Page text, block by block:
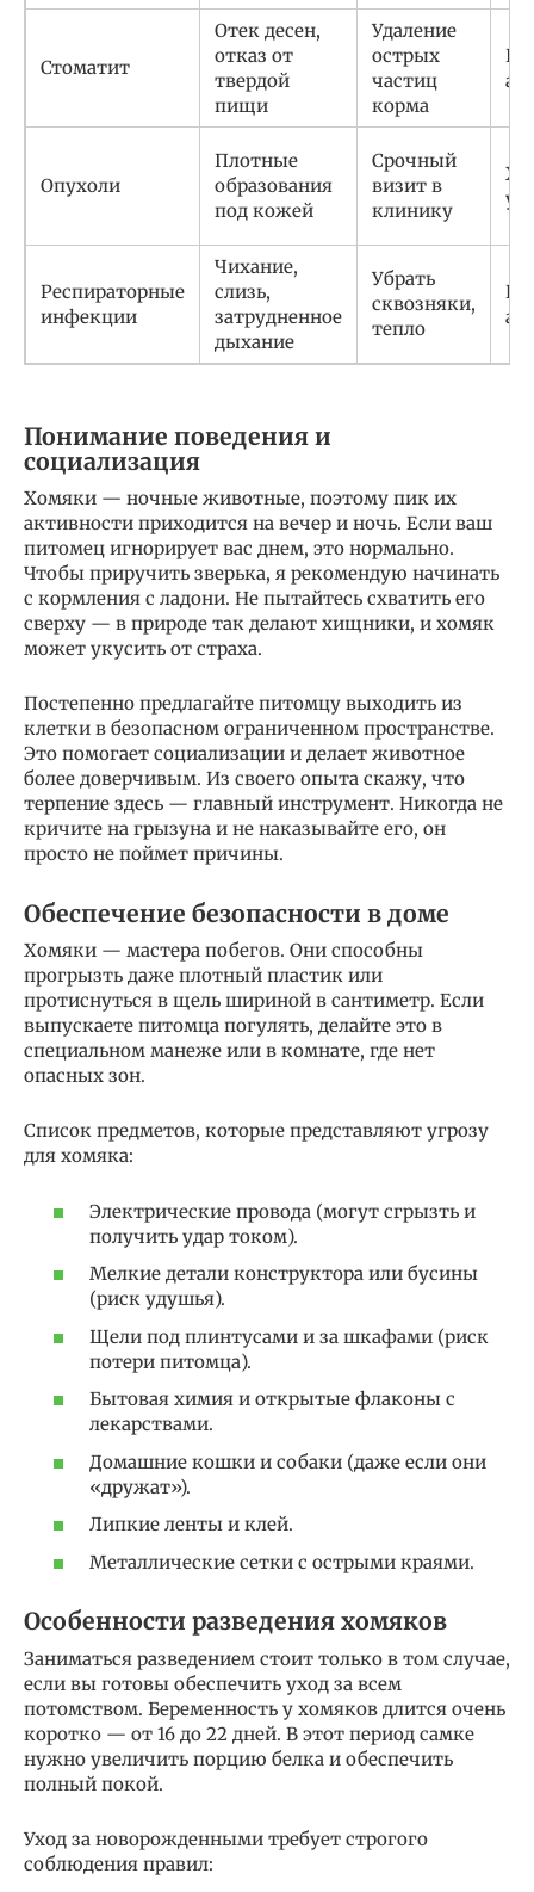
Стоматит
Отек десен,
отказ от
твердой
пищи
Удаление
острых
частиц
корма
Опухоли
Плотные
образования
под кожей
Срочный
визит в
клинику
Респираторные
инфекции
Чихание,
слизь,
затрудненное
дыхание
Убрать
сквозняки,
тепло
Понимание поведения и
социализация
Хомяки — ночные животные, поэтому пик их
активности приходится на вечер и ночь. Если ваш
питомец игнорирует вас днем, это нормально.
Чтобы приручить зверька, я рекомендую начинать
с кормления с ладони. Не пытайтесь схватить его
сверху — в природе так делают хищники, и хомяк
может укусить от страха.
Постепенно предлагайте питомцу выходить из
клетки в безопасном ограниченном пространстве.
Это помогает социализации и делает животное
более доверчивым. Из своего опыта скажу, что
терпение здесь — главный инструмент. Никогда не
кричите на грызуна и не наказывайте его, он
просто не поймет причины.
Обеспечение безопасности в доме
Хомяки — мастера побегов. Они способны
прогрызть даже плотный пластик или
протиснуться в щель шириной в сантиметр. Если
выпускаете питомца погулять, делайте это в
специальном манеже или в комнате, где нет
опасных зон.
Список предметов, которые представляют угрозу
для хомяка:
Электрические провода (могут сгрызть и
получить удар током).
Мелкие детали конструктора или бусины
(риск удушья).
Щели под плинтусами и за шкафами (риск
потери питомца).
Бытовая химия и открытые флаконы с
лекарствами.
Домашние кошки и собаки (даже если они
«дружат»).
Липкие ленты и клей.
Металлические сетки с острыми краями.
Особенности разведения хомяков
Заниматься разведением стоит только в том случае,
если вы готовы обеспечить уход за всем
потомством. Беременность у хомяков длится очень
коротко — от 16 до 22 дней. В этот период самке
нужно увеличить порцию белка и обеспечить
полный покой.
Уход за новорожденными требует строгого
соблюдения правил: